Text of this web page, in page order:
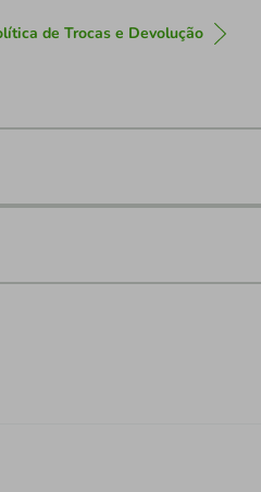
de Trocas e Devolução